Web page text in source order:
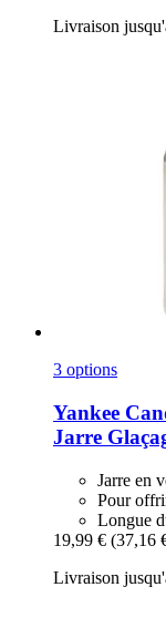
Livraison
3 options
Yankee
Jarre
Jarre en
Pour
Longue
19,99 € (37,16
Livraison